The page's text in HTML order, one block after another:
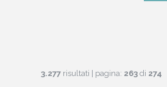
3.277 risultati | pagina: 263 di 274